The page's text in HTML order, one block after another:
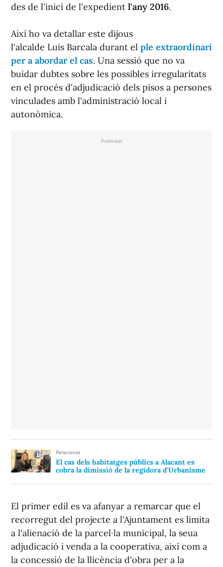
des de l'inici de l'expedient l'any 2016.
Així ho va detallar este dijous
l'alcalde Luis Barcala durant el ple extraordinari
per a abordar el cas. Una sessió que no va
buidar dubtes sobre les possibles irregularitats
en el procés d'adjudicació dels pisos a persones
vinculades amb l'administració local i
autonòmica.
Relacionat
El cas dels habitatges públics a Alacant es
cobra la dimissió de la regidora d'Urbanisme
El primer edil es va afanyar a remarcar que el
recorregut del projecte a l'Ajuntament es limita
a l'alienació de la parcel·la municipal, la seua
adjudicació i venda a la cooperativa, així com a
la concessió de la llicència d'obra per a la